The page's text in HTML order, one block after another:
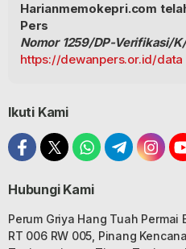
Harianmemokepri.com
Pers
Nomor 1259/DP-Verifikasi/
https://dewanpers.or.id/data
Ikuti Kami
Hubungi Kami
Perum Griya Hang Tuah Permai
RT 006 RW 005, Pinang Kencana,